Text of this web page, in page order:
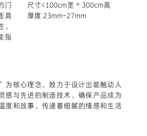
门
具
指
尺寸<100cm宽 * 300cm高
厚度 23mm-27mm
核心理念，致力于设计出能触动人
感与先进的制造技术，确保产品成为
度和故事，传递着细腻的情感和生活